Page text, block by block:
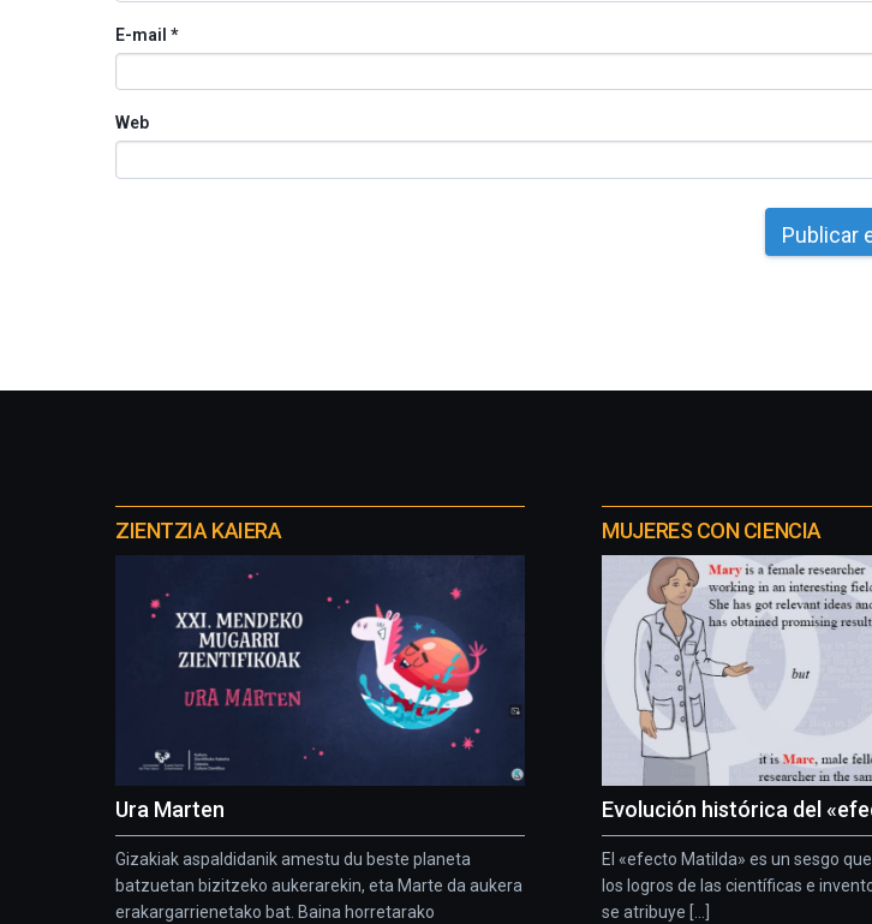
E-mail *
Web
proyectos
ZIENTZIA KAIERA
Ura Marten
Gizakiak aspaldidanik amestu du beste planeta
batzuetan bizitzeko aukerarekin, eta Marte da aukera
erakargarrienetako bat. Baina horretarako
MUJERES CON CIENCIA
Evolución histórica del
El «efecto Matilda» es un sesgo
los logros de las científicas e
se atribuye [...]